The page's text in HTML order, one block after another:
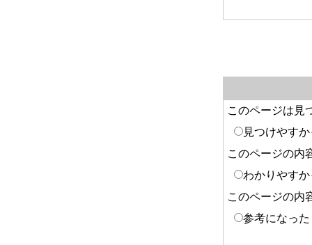
このページは見
見つけやす
このページの内
わかりやす
このページの内
参考になった